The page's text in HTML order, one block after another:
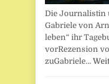
Die Journalistin
Gabriele von
leben“ ihr
vorRezension
zuGabriele…